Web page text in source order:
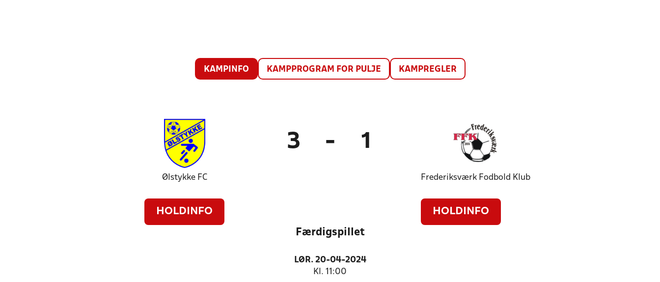
KAMPINFO KAMPPROGRAM FOR PULJE KAMPREGLER
Ølstykke FC
HOLDINFO
3 - 1
Frederiksværk Fodbold Klub
HOLDINFO
Færdigspillet
LØR. 20-04-2024
Kl. 11:00